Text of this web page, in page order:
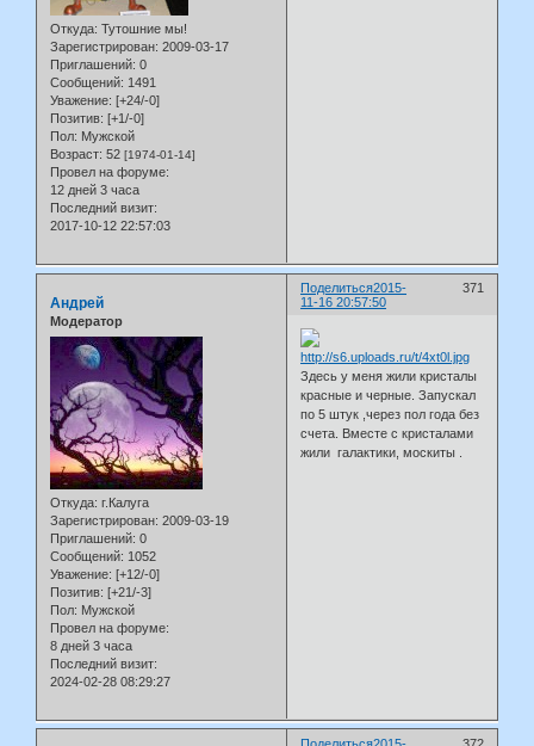
Откуда: Тутошние мы!
Зарегистрирован: 2009-03-17
Приглашений: 0
Сообщений: 1491
Уважение: [+24/-0]
Позитив: [+1/-0]
Пол: Мужской
Возраст: 52 [1974-01-14]
Провел на форуме:
12 дней 3 часа
Последний визит:
2017-10-12 22:57:03
Поделиться 371
2015-
11-16 20:57:50
Андрей
Модератор
Откуда: г.Калуга
Зарегистрирован: 2009-03-19
Приглашений: 0
Сообщений: 1052
Уважение: [+12/-0]
Позитив: [+21/-3]
Пол: Мужской
Провел на форуме:
8 дней 3 часа
Последний визит:
2024-02-28 08:29:27
Здесь у меня жили кристалы
красные и черные. Запускал
по 5 штук ,через пол года без
счета. Вместе с кристалами
жили галактики, москиты .
Поделиться 372
2015-